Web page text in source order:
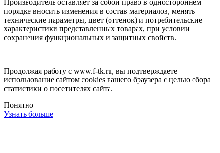
Производитель оставляет за собой право в одностороннем
порядке вносить изменения в состав материалов, менять
технические параметры, цвет (оттенок) и потребительские
характеристики представленных товарах, при условии
сохранения функциональных и защитных свойств.
Продолжая работу с www.f-tk.ru, вы подтверждаете
использование сайтом cookies вашего браузера с целью сбора
статистики о посетителях сайта.
Понятно
Узнать больше